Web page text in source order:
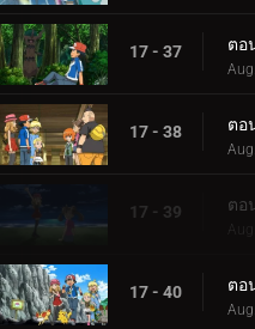
17 - 37
17 - 38 ตอ
17 - 39 ตอ
17 - 40